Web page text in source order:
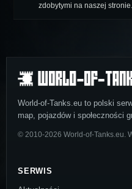
zdobytymi na naszej stronie.
World-of-Tanks.eu to polski
map, pojazdów i społeczności
© 2010-2026 World-of-Tanks.eu.
SERWIS